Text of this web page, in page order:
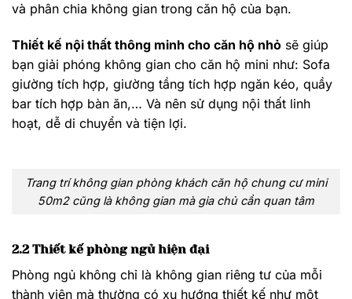
và phân chia không gian trong căn hộ của bạn.
Thiết kế nội thất thông minh cho căn hộ nhỏ sẽ giúp
bạn giải phóng không gian cho căn hộ mini như: Sofa
giường tích hợp, giường tầng tích hợp ngăn kéo, quầy
bar tích hợp bàn ăn,… Và nên sử dụng nội thất linh
hoạt, dễ di chuyển và tiện lợi.
Trang trí không gian phòng khách căn hộ chung cư mini
50m2 cũng là không gian mà gia chủ cần quan tâm
2.2 Thiết kế phòng ngủ hiện đại
Phòng ngủ không chỉ là không gian riêng tư của mỗi
thành viên mà thường có xu hướng thiết kế như một